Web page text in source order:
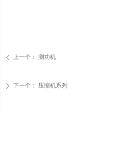
ꄴ 上一个： 测功机
ꄲ 下一个： 压缩机系列